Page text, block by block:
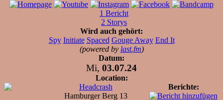
1 Bericht
2 Storys
Wird auch gehört:
Spy Initiate Spaced Gouge Away End It
(powered by last.fm)
Datum:
Mi, 03.07.24
Location:
Headcrash
Hamburger Berg 13
Berichte: